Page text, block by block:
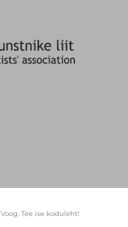
Voog. Tee ise koduleht!